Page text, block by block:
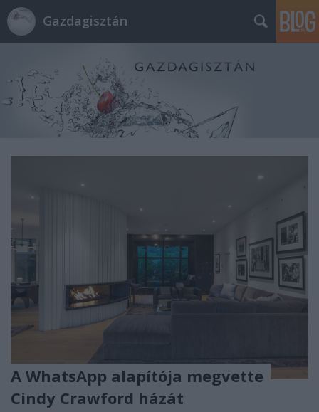
Gazdagisztán
A WhatsApp alapítója megvette
Cindy Crawford házát